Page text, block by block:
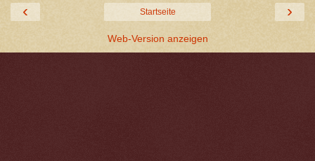
‹ ›
Startseite
Web-Version anzeigen